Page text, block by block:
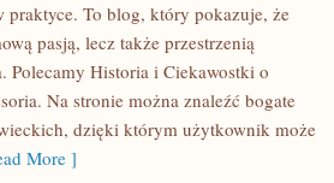
To blog, który pokazuje, że
pasją, lecz także przestrzenią
Polecamy Historia i Ciekawostki o
Na stronie można znaleźć bogate
dzięki którym użytkownik może
More ]